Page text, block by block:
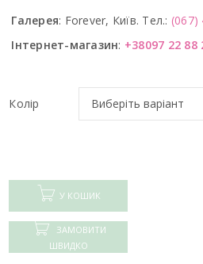
Галерея: Forever, Київ. Тел.: (067)
Інтернет-магазин: +38097 22 88
Колір
У КОШИК
ЗАМОВИТИ
ШВИДКО